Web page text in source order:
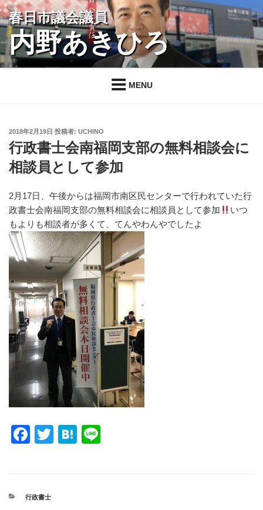
コ
ン
ツ
春日市議会議員
内野あきひろ
MENU
投
稿
日:
2018年2月19日 投稿者: UCHINO
行政書士会南福岡支部の無料相談会に
相談員として参加
2月17日、午後からは福岡市南区民センターで行われていた行
政書士会南福岡支部の無料相談会に相談員として参加
いつ
もよりも相談者が多くて、てんやわんやでしたよ
F
e
T
H
カ
行政書士